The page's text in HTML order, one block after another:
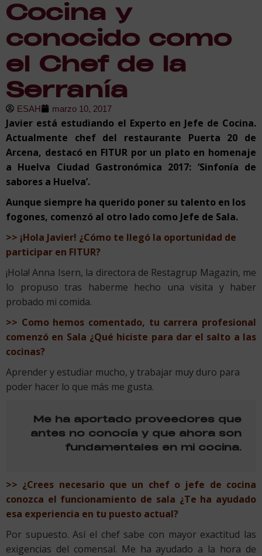
Cocina y
conocido como
el Chef de la
Serranía
ESAH marzo 10, 2017
Javier está estudiando el Experto en Jefe de Cocina.
Actualmente chef del restaurante Puerta 20 de
Arcena, destacó en FITUR por un plato en homenaje
a Huelva Ciudad Gastronómica 2017: ‘Sinfonía de
sabores a Huelva’.
Aunque siempre ha querido poner su talento en los
fogones, comenzó al otro lado como Jefe de Sala.
>> ¡Hola Javier! ¿Cómo te llegó la oportunidad de
participar en FITUR?
¡Hola! Anna Isern, la directora de Restagrup Magazin, me
lo propuso tras haberme hecho una visita y haber
probado mi comida.
>> Como hemos comentado, tu carrera profesional
comenzó en Sala ¿Qué hiciste para dar el salto a las
cocinas?
Aprender y estudiar mucho, y trabajar muy duro para
poder hacer lo que más me gusta.
Me ha aportado proveedores que
antes no conocía y que ahora son
fundamentales en mi cocina.
>> ¿Crees necesario que un chef o jefe de cocina
conozca el funcionamiento de sala ¿Te ha ayudado
esa experiencia en tu puesto actual?
Por supuesto. Así el chef sabe con mayor exactitud las
exigencias del comensal. Me ha ayudado a la hora de